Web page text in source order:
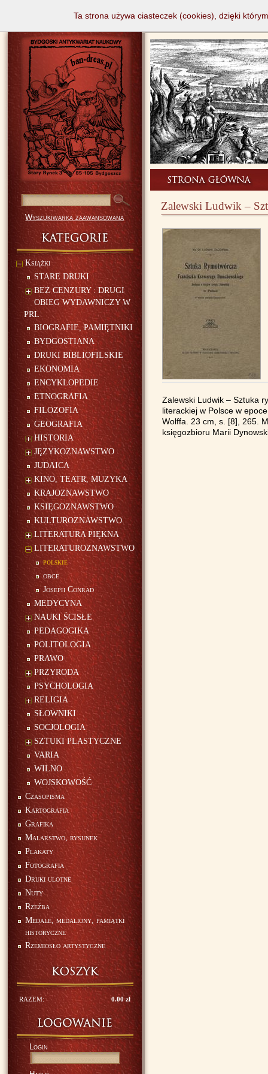
Wyszukiwarka zaawansowana
Książki
STARE DRUKI
BEZ CENZURY : DRUGI
OBIEG WYDAWNICZY W
PRL
BIOGRAFIE, PAMIĘTNIKI
BYDGOSTIANA
DRUKI BIBLIOFILSKIE
EKONOMIA
ENCYKLOPEDIE
ETNOGRAFIA
FILOZOFIA
GEOGRAFIA
HISTORIA
JĘZYKOZNAWSTWO
JUDAICA
KINO, TEATR, MUZYKA
KRAJOZNAWSTWO
KSIĘGOZNAWSTWO
KULTUROZNAWSTWO
LITERATURA PIĘKNA
LITERATUROZNAWSTWO
polskie
obce
Joseph Conrad
MEDYCYNA
NAUKI ŚCISŁE
PEDAGOGIKA
POLITOLOGIA
PRAWO
PRZYRODA
PSYCHOLOGIA
RELIGIA
SŁOWNIKI
SOCJOLOGIA
SZTUKI PLASTYCZNE
VARIA
WILNO
WOJSKOWOŚĆ
Czasopisma
Kartografia
Grafika
Malarstwo, rysunek
Plakaty
Fotografia
Druki ulotne
Nuty
Rzeźba
Medale, medaliony, pamiątki
historyczne
Rzemiosło artystyczne
RAZEM: 0.00 zł
Login
Zalewski Ludwik –
Zalewski Ludwik – Sztuka
literackiej w Polsce w
Wolffa. 23 cm, s. [8], 265.
księgozbioru Marii
Ta strona używa ciasteczek (cookies), dzięki